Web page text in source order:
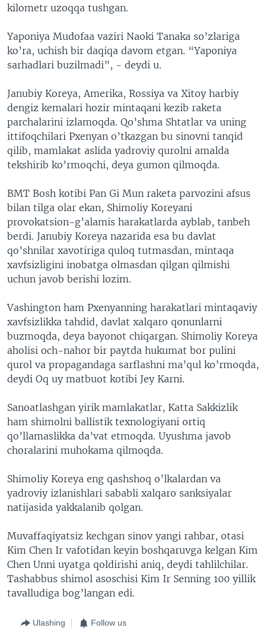
kilometr uzoqqa tushgan.
Yaponiya Mudofaa vaziri Naoki Tanaka so’zlariga
ko’ra, uchish bir daqiqa davom etgan. “Yaponiya
sarhadlari buzilmadi”, - deydi u.
Janubiy Koreya, Amerika, Rossiya va Xitoy harbiy
dengiz kemalari hozir mintaqani kezib raketa
parchalarini izlamoqda. Qo’shma Shtatlar va uning
ittifoqchilari Pxenyan o’tkazgan bu sinovni tanqid
qilib, mamlakat aslida yadroviy qurolni amalda
tekshirib ko’rmoqchi, deya gumon qilmoqda.
BMT Bosh kotibi Pan Gi Mun raketa parvozini afsus
bilan tilga olar ekan, Shimoliy Koreyani
provokatsion-g’alamis harakatlarda ayblab, tanbeh
berdi. Janubiy Koreya nazarida esa bu davlat
qo’shnilar xavotiriga quloq tutmasdan, mintaqa
xavfsizligini inobatga olmasdan qilgan qilmishi
uchun javob berishi lozim.
Vashington ham Pxenyanning harakatlari mintaqaviy
xavfsizlikka tahdid, davlat xalqaro qonunlarni
buzmoqda, deya bayonot chiqargan. Shimoliy Koreya
aholisi och-nahor bir paytda hukumat bor pulini
qurol va propagandaga sarflashni ma’qul ko’rmoqda,
deydi Oq uy matbuot kotibi Jey Karni.
Sanoatlashgan yirik mamlakatlar, Katta Sakkizlik
ham shimolni ballistik texnologiyani ortiq
qo’llamaslikka da’vat etmoqda. Uyushma javob
choralarini muhokama qilmoqda.
Shimoliy Koreya eng qashshoq o’lkalardan va
yadroviy izlanishlari sababli xalqaro sanksiyalar
natijasida yakkalanib qolgan.
Muvaffaqiyatsiz kechgan sinov yangi rahbar, otasi
Kim Chen Ir vafotidan keyin boshqaruvga kelgan Kim
Chen Unni uyatga qoldirishi aniq, deydi tahlilchilar.
Tashabbus shimol asoschisi Kim Ir Senning 100 yillik
tavalludiga bog’langan edi.
Ulashing Follow us